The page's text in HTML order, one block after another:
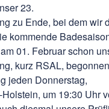
23.
zu Ende, bei dem wir
kommende
01. Februar schon
kurz RSAL,
jeden Donnerstag,
um 19:30 Uhr